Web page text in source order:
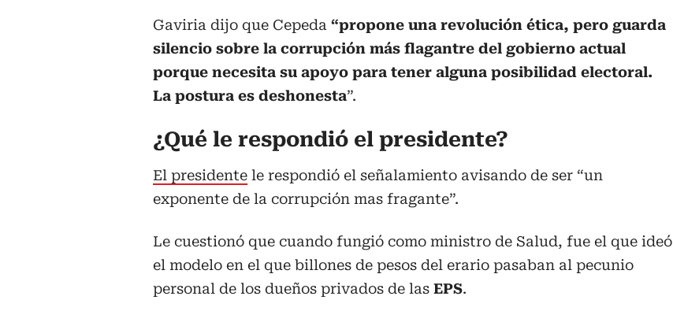
Gaviria dijo que Cepeda “propone una revolución ética, pero guarda
silencio sobre la corrupción más flagantre del gobierno actual
porque necesita su apoyo para tener alguna posibilidad electoral.
La postura es deshonesta”.
¿Qué le respondió el presidente?
El presidente le respondió el señalamiento avisando de ser “un
exponente de la corrupción mas fragante”.
Le cuestionó que cuando fungió como ministro de Salud, fue el que ideó
el modelo en el que billones de pesos del erario pasaban al pecunio
personal de los dueños privados de las EPS.